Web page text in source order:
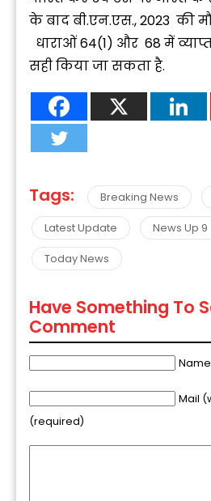
के बाद बी.एन.एस., 2023 की
धाराओं 64(1) और 68 में
सही किया जा सकता है.
Tags: Breaking News
Latest Update
News Up 9
Today News
Have Something To
Comment
Mail
(required)